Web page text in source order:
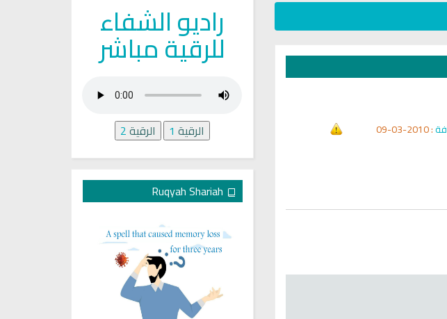
: 2010-03-09
راديو الشفاء
للرقية مباشر
الرقية 1 الرقية2